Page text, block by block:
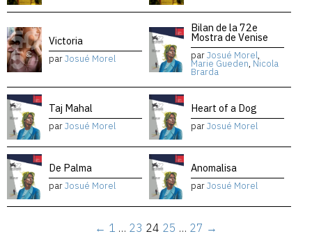
Victoria
parJosué Morel
Bilan de la 72e
Mostra de Venise
parJosué Morel,
Marie Gueden, Nicola
Brarda
Taj Mahal
parJosué Morel
Heart of a Dog
parJosué Morel
De Palma
parJosué Morel
Anomalisa
parJosué Morel
← 1 … 23 24 25 … 27 →